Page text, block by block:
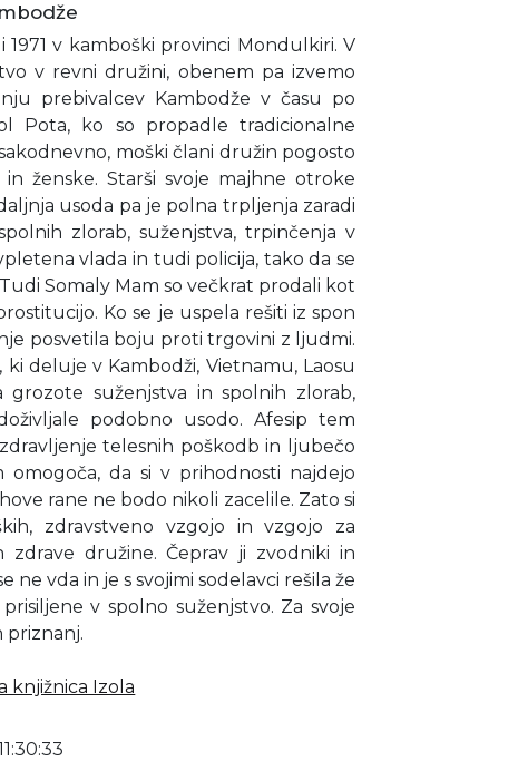
1971 v kamboški provinci Mondulkiri. V
v revni družini, obenem pa izvemo
prebivalcev Kambodže v času po
Pota, ko so propadle tradicionalne
moški člani družin pogosto
ženske. Starši svoje majhne otroke
usoda pa je polna trpljenja zaradi
zlorab, suženjstva, trpinčenja v
vlada in tudi policija, tako da se
Somaly Mam so večkrat prodali kot
Ko se je uspela rešiti iz spon
posvetila boju proti trgovini z ljudmi.
ki deluje v Kambodži, Vietnamu, Laosu
grozote suženjstva in spolnih zlorab,
podobno usodo. Afesip tem
telesnih poškodb in ljubečo
omogoča, da si v prihodnosti najdejo
rane ne bodo nikoli zacelile. Zato si
zdravstveno vzgojo in vzgojo za
zdrave družine. Čeprav ji zvodniki in
ne vda in je s svojimi sodelavci rešila že
v spolno suženjstvo. Za svoje
priznanj.
knjižnica Izola